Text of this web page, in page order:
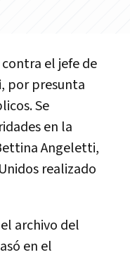
el jefe de
, por presunta
Se
en la
Angeletti,
realizado
archivo del
en el